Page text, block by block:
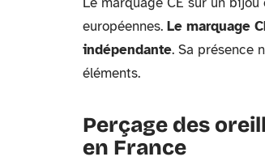
européennes. Le marquage
indépendante. Sa présence
éléments.
Perçage des
en France